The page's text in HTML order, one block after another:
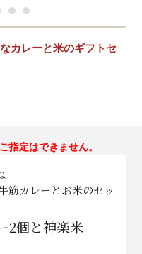
カレーと米のギフトセ
指定はできません。
筋カレーとお米のセッ
2個と神楽米